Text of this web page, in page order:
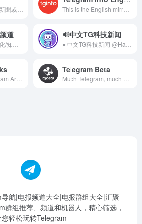
道 🔊中文TG科技新闻
Telegram Beta
航|电报频道大全|电报群组大全|汇聚
群组推荐、频道和机器人，精心筛选，
您轻松玩转Telegram